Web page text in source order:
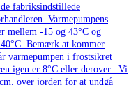
fabriksindstillede
Varmepumpens
mellem -15 og 43°C og
Bemærk at kommer
varmepumpen i frostsikret
igen er 8°C eller derover. Vi
over jorden for at undgå